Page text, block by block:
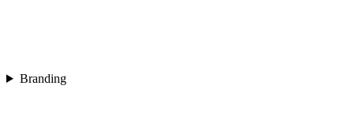
Branding